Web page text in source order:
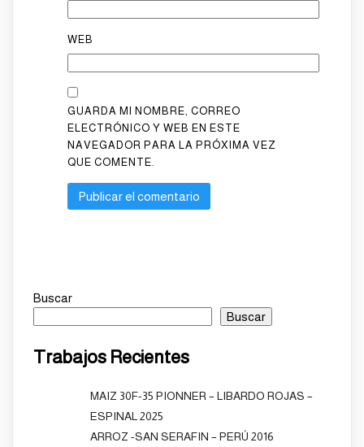
WEB
GUARDA MI NOMBRE, CORREO
ELECTRÓNICO Y WEB EN ESTE
NAVEGADOR PARA LA PRÓXIMA VEZ
QUE COMENTE.
Buscar
Buscar
Trabajos Recientes
MAIZ 30F-35 PIONNER – LIBARDO ROJAS –
ESPINAL 2025
ARROZ -SAN SERAFIN – PERÚ 2016